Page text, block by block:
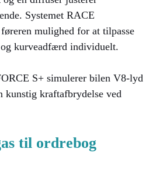
Systemet RACE
mulighed for at tilpasse
kurveadfærd individuelt.
S+ simulerer bilen V8-lyd
kunstig kraftafbrydelse ved
til ordrebog